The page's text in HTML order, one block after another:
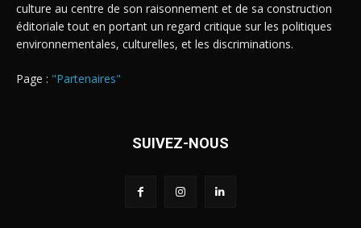
culture au centre de son raisonnement et de sa construction
éditoriale tout en portant un regard critique sur les politiques
environnementales, culturelles, et les discriminations.
Page : "Partenaires"
SUIVEZ-NOUS